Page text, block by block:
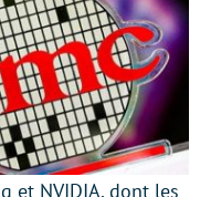
et NVIDIA, dont les